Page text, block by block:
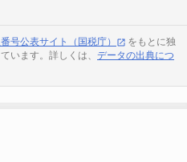
号公表サイト（国税庁）
をもとに独
います。詳しくは、 データの出典につ